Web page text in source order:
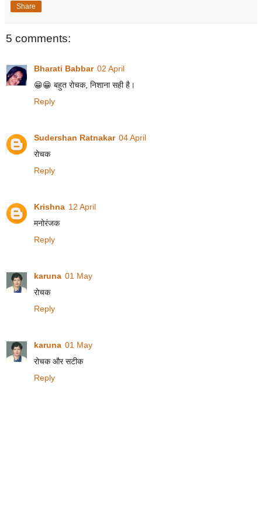
Share
5 comments:
Bharati Babbar 02 April
😁😁 बहुत रोचक, निशाना सही है।
Reply
Sudershan Ratnakar 04 April
रोचक
Reply
Krishna 12 April
मनोरंजक
Reply
karuna 01 May
रोचक
Reply
karuna 01 May
रोचक और सटीक
Reply